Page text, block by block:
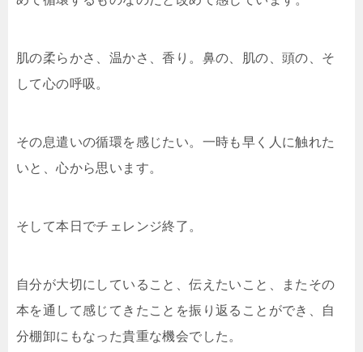
肌の柔らかさ、温かさ、香り。鼻の、肌の、頭の、そ
して心の呼吸。
その息遣いの循環を感じたい。一時も早く人に触れた
いと、心から思います。
そして本日でチェレンジ終了。
自分が大切にしていること、伝えたいこと、またその
本を通して感じてきたことを振り返ることができ、自
分棚卸にもなった貴重な機会でした。